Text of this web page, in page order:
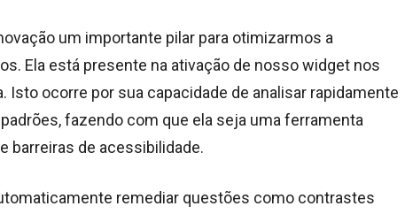
um importante pilar para otimizarmos a
Ela está presente na ativação de nosso widget nos
ocorre por sua capacidade de analisar rapidamente
fazendo com que ela seja uma ferramenta
barreiras de acessibilidade.
remediar questões como contrastes